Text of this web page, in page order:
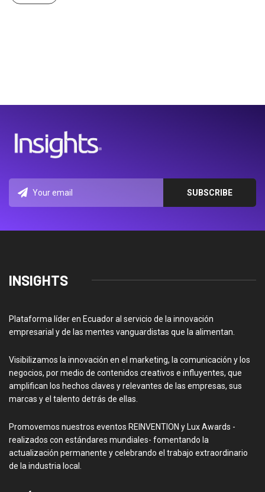
INSIGHTS
Plataforma líder en Ecuador al servicio de la innovación
empresarial y de las mentes vanguardistas que la alimentan.
Visibilizamos la innovación en el marketing, la comunicación y los
negocios, por medio de contenidos creativos e influyentes, que
amplifican los hechos claves y relevantes de las empresas, sus
marcas y el talento detrás de ellas.
Promovemos nuestros eventos REINVENTION y Lux Awards -
realizados con estándares mundiales- fomentando la
actualización permanente y celebrando el trabajo extraordinario
de la industria local.